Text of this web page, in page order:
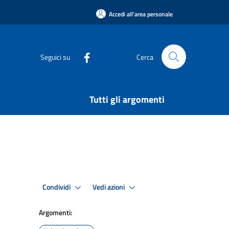
Accedi all'area personale
Seguici su Cerca
Tutti gli argomenti
Condividi Vedi azioni
Argomenti: